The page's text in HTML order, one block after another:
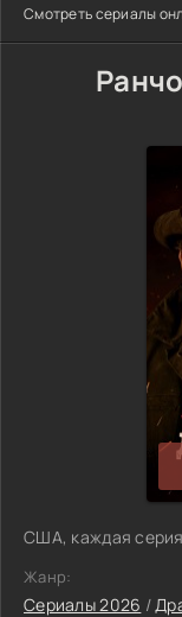
Смотреть сериалы
США, каждая
Жанр:
Сериалы 2026 /